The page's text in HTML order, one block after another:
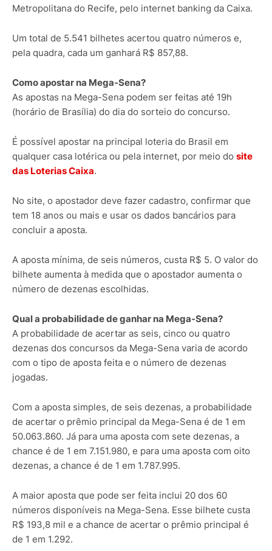
Metropolitana do Recife, pelo internet banking da Caixa.
Um total de 5.541 bilhetes acertou quatro números e,
pela quadra, cada um ganhará R$ 857,88.
Como apostar na Mega-Sena?
As apostas na Mega-Sena podem ser feitas até 19h
(horário de Brasília) do dia do sorteio do concurso.
É possível apostar na principal loteria do Brasil em
qualquer casa lotérica ou pela internet, por meio do site
das Loterias Caixa.
No site, o apostador deve fazer cadastro, confirmar que
tem 18 anos ou mais e usar os dados bancários para
concluir a aposta.
A aposta mínima, de seis números, custa R$ 5. O valor do
bilhete aumenta à medida que o apostador aumenta o
número de dezenas escolhidas.
Qual a probabilidade de ganhar na Mega-Sena?
A probabilidade de acertar as seis, cinco ou quatro
dezenas dos concursos da Mega-Sena varia de acordo
com o tipo de aposta feita e o número de dezenas
jogadas.
Com a aposta simples, de seis dezenas, a probabilidade
de acertar o prêmio principal da Mega-Sena é de 1 em
50.063.860. Já para uma aposta com sete dezenas, a
chance é de 1 em 7.151.980, e para uma aposta com oito
dezenas, a chance é de 1 em 1.787.995.
A maior aposta que pode ser feita inclui 20 dos 60
números disponíveis na Mega-Sena. Esse bilhete custa
R$ 193,8 mil e a chance de acertar o prêmio principal é
de 1 em 1.292.